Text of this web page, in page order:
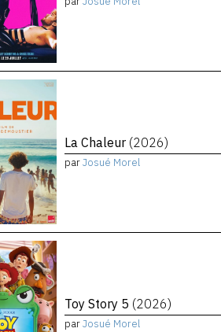
La Chaleur (2026)
parJosué Morel
Toy Story 5 (2026)
parJosué Morel